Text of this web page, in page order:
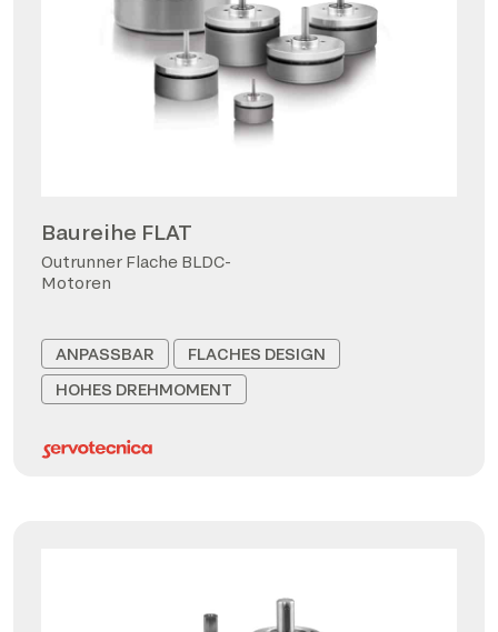
Baureihe FLAT
Outrunner Flache BLDC-
Motoren
ANPASSBAR
FLACHES DESIGN
HOHES DREHMOMENT